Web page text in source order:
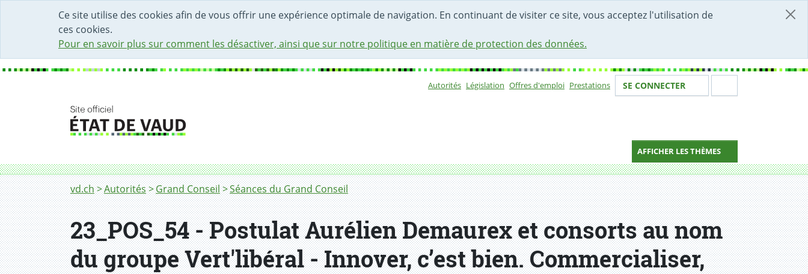
Ce site utilise des cookies afin de vous offrir une expérience optimale de navigation. En continuant de visiter ce site, vous acceptez l'utilisation de
ces cookies.
Pour en savoir plus sur comment les désactiver, ainsi que sur notre politique en matière de protection des données.
DÉBUT DU CONTENU DE LA PAGE
ACCÈS AU CHAMP DE RECHERCHE
PAGE D'ACCUEIL
FORMULAIRE DE CONTACT
Autorités Législation Offres d'emploi Prestations Votre identité
SE CONNECTER
AFFICHER LES THÈMES
Fil d'Ariane
vd.ch Autorités Grand Conseil Séances du Grand Conseil
23_POS_54 - Postulat Aurélien Demaurex et consorts au nom
du groupe Vert'libéral - Innover, c’est bien. Commercialiser,